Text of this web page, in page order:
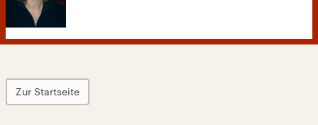
Zur Startseite